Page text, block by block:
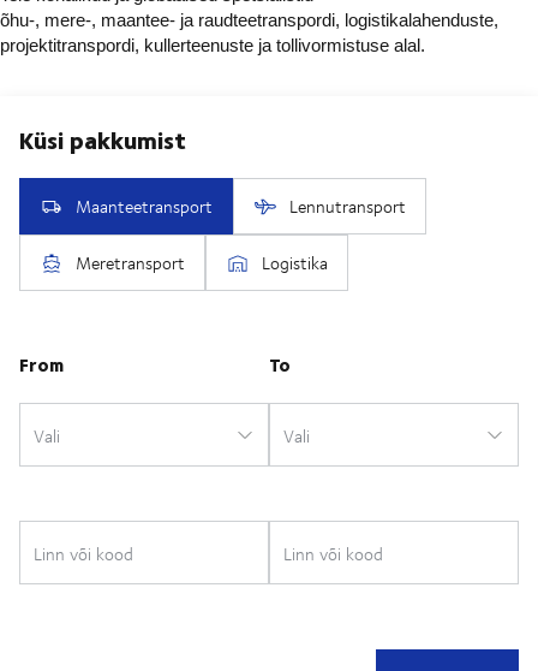
õhu-, mere-, maantee- ja raudteetranspordi, logistikalahenduste,
projektitranspordi, kullerteenuste ja tollivormistuse alal.